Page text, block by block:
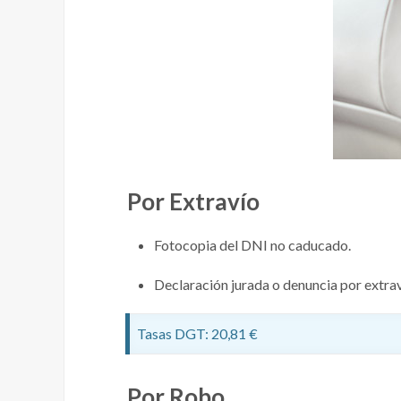
Por Extravío
Fotocopia del DNI no caducado.
Declaración jurada o denuncia por
Tasas DGT: 20,81 €